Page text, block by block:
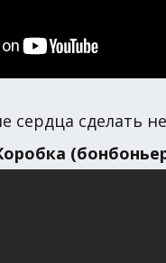
сердца сделать